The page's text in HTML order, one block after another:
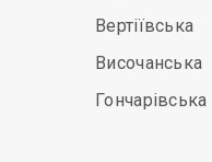
Вертіївська
Височанська
Гончарівська